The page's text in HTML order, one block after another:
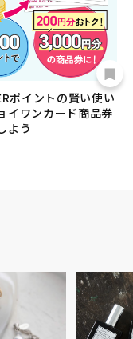
ポイントの賢い使い
イワンカード商品券
よう